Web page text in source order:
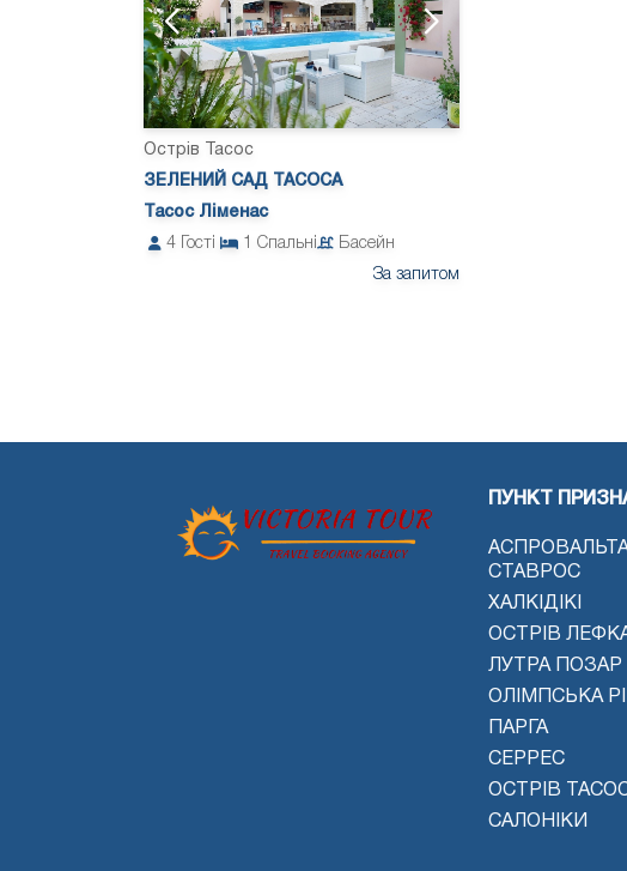
Острів Тасос
ЗЕЛЕНИЙ САД ТАСОСА
Тасос Ліменас
4
Гості 1 Спальні
Басейн
За запитом
ПУНКТ
СТАВРОС
ХАЛКІДІКІ
ОСТРІВ
ЛУТРА ПОЗАР
ОЛІМПСЬКА
ПАРГА
СЕРРЕС
ОСТРІВ
САЛОНІКИ